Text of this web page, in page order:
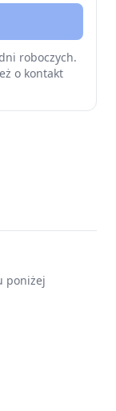
roboczych.
o kontakt
poniżej